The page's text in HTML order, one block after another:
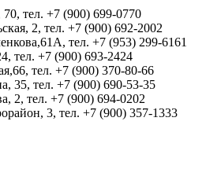
тел. +7 (900) 699-0770
2, тел. +7 (900) 692-2002
тел. +7 (953) 299-6161
тел. +7 (900) 693-2424
тел. +7 (900) 370-80-66
35, тел. +7 (900) 690-53-35
2, тел. +7 (900) 694-0202
3, тел. +7 (900) 357-1333